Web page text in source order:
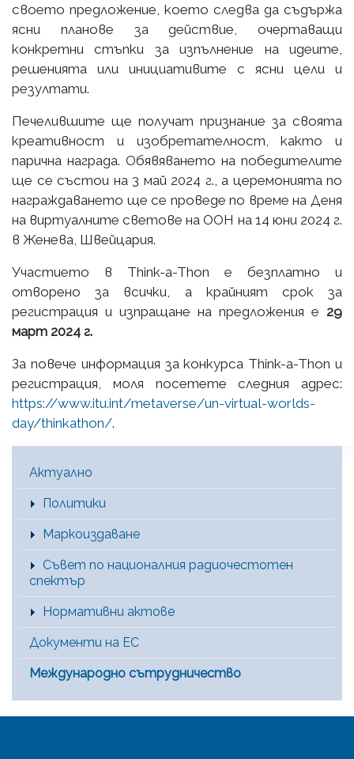
своето предложение, което следва да съдържа
ясни планове за действие, очертаващи
конкретни стъпки за изпълнение на идеите,
решенията или инициативите с ясни цели и
резултати.
Печелившите ще получат признание за своята
креативност и изобретателност, както и
парична награда. Обявяването на победителите
ще се състои на 3 май 2024 г., а церемонията по
награждаването ще се проведе по време на Деня
на виртуалните светове на ООН на 14 юни 2024 г.
в Женева, Швейцария.
Участието в Think-a-Thon е безплатно и
отворено за всички, а крайният срок за
регистрация и изпращане на предложения е 29
март 2024 г.
За повече информация за конкурса Think-a-Thon и
регистрация, моля посетете следния адрес:
https://www.itu.int/metaverse/un-virtual-worlds-
day/thinkathon/.
Main Menu [BG]
Актуално
Политики
Маркоиздаване
Съвет по националния радиочестотен
спектър
Нормативни актове
Документи на ЕС
Международно сътрудничество